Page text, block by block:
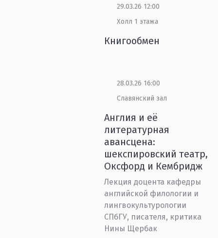
29.03.26 12:00
Холл 1 этажа
Книгообмен
28.03.26 16:00
Славянский зал
Англия и её
литературная
авансцена:
шекспировский театр,
Оксфорд и Кембридж
Лекция доцента кафедры
английской филологии и
лингвокультурологии
СПбГУ, писателя, критика
Нины Щербак